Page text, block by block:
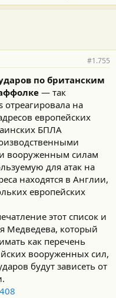
#1.755
по британским
— так
отреагировала на
европейских
БПЛА
вооруженным силам
для атак на
находятся в Англии,
европейских
этот список и
Медведева, который
как перечень
вооруженных сил,
будут зависеть от